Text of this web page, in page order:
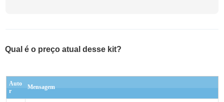
Qual é o preço atual desse kit?
Auto
r
Mensagem